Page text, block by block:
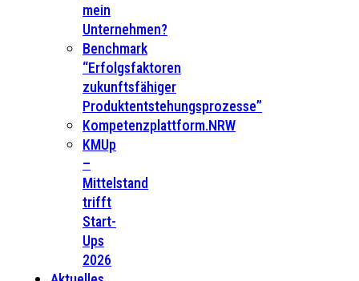
mein
Unternehmen?
Benchmark
“Erfolgsfaktoren
zukunftsfähiger
Produktentstehungsprozesse”
Kompetenzplattform.NRW
KMUp
–
Mittelstand
trifft
Start-
Ups
2026